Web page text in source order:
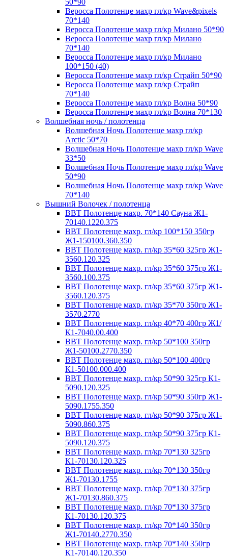
50*90
Веросса Полотенце махр гл/кр Wave&pixels
70*140
Веросса Полотенце махр гл/кр Милано 50*90
Веросса Полотенце махр гл/кр Милано
70*140
Веросса Полотенце махр гл/кр Милано
100*150 (40)
Веросса Полотенце махр гл/кр Страйп 50*90
Веросса Полотенце махр гл/кр Страйп
70*140
Веросса Полотенце махр гл/кр Волна 50*90
Веросса Полотенце махр гл/кр Волна 70*130
Волшебная ночь / полотенца
Волшебная Ночь Полотенце махр гл/кр
Arctic 50*70
Волшебная Ночь Полотенце махр гл/кр Wave
33*50
Волшебная Ночь Полотенце махр гл/кр Wave
50*90
Волшебная Ночь Полотенце махр гл/кр Wave
70*140
Вышний Волочек / полотенца
ВВТ Полотенце махр. 70*140 Сауна Ж1-
70140.1220.375
ВВТ Полотенце махр. гл/кр 100*150 350гр
Ж1-150100.360.350
ВВТ Полотенце махр. гл/кр 35*60 325гр Ж1-
3560.120.325
ВВТ Полотенце махр. гл/кр 35*60 375гр Ж1-
3560.100.375
ВВТ Полотенце махр. гл/кр 35*60 375гр Ж1-
3560.120.375
ВВТ Полотенце махр. гл/кр 35*70 350гр Ж1-
3570.2770
ВВТ Полотенце махр. гл/кр 40*70 400гр Ж1/
К1-7040.00.400
ВВТ Полотенце махр. гл/кр 50*100 350гр
Ж1-50100.2770.350
ВВТ Полотенце махр. гл/кр 50*100 400гр
К1-50100.000.400
ВВТ Полотенце махр. гл/кр 50*90 325гр К1-
5090.120.325
ВВТ Полотенце махр. гл/кр 50*90 350гр Ж1-
5090.1755.350
ВВТ Полотенце махр. гл/кр 50*90 375гр Ж1-
5090.860.375
ВВТ Полотенце махр. гл/кр 50*90 375гр К1-
5090.120.375
ВВТ Полотенце махр. гл/кр 70*130 325гр
К1-70130.120.325
ВВТ Полотенце махр. гл/кр 70*130 350гр
Ж1-70130.1755
ВВТ Полотенце махр. гл/кр 70*130 375гр
Ж1-70130.860.375
ВВТ Полотенце махр. гл/кр 70*130 375гр
К1-70130.120.375
ВВТ Полотенце махр. гл/кр 70*140 350гр
Ж1-70140.2770.350
ВВТ Полотенце махр. гл/кр 70*140 350гр
К1-70140.120.350